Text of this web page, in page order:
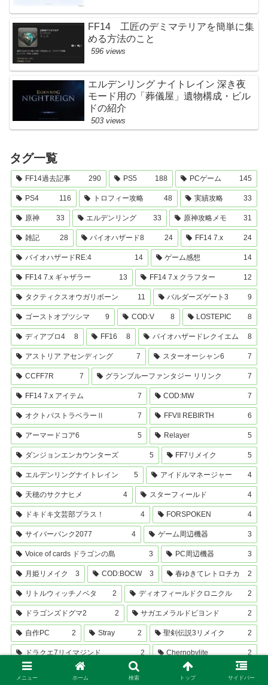
FF14 工匠のデミマテリアを簡単に集
める方法のこと
596 views
エルデンリング ナイトレイン 深き夜
モード用の「葬儀屋」遺物構成・ビル
ドの紹介
503 views
タグ一覧
FF14過去記事 290 PS5 188 PCゲーム 145
PS4 116 トロフィー攻略 48 実績攻略 33
原神 33 エルデンリング 33 原神攻略メモ 31
雑記 28 バイオハザード8 24 FF14 7.x 24
バイオハザードRE:4 14 ゲーム感想 14
FF14 7.x ギャザラー 13 FF14 7.x クラフター 12
タクティクスオウガリボーン 11 バルダーズゲート3 9
ゴーストオブツシマ 9 COD:V 8 LOSTEPIC 8
ディアブロ4 8 FF16 8 バイオハザードレクイエム 8
アストリア アセンディング 7 スターオーシャン6 7
CCFF7R 7 グランブルーファンタジー リリンク 7
FF14 7.x アイテム 7 COD:MW 7
オクトパストラベラーⅡ 7 FFVII REBIRTH 6
アーマードコア6 5 Relayer 5
ダンジョンエンカウンターズ 5 FF7リメイク 5
エルデンリングナイトレイン 5 アイドルマネージャー 4
天穂のサクナヒメ 4 スターフィールド 4
ドキドキ文芸部プラス！ 4 FORSPOKEN 4
サイバーパンク2077 4 ゲーム周辺機器 3
Voice of cards ドラゴンの島 3 PC周辺機器 3
月姫リメイク 3 COD:BOCW 3 春ゆきてレトロチカ 2
リトルウィッチノベタ 2 ディオフィールドクロニクル 2
ドラゴンズドグマ2 2 サガエメラルドビヨンド 2
自作PC 2 Stray 2 聖剣伝説3リメイク 2
ドラクエ7リイマジンド 2 Chernobylite 2
スーパーバレットブレイク 1 BLACK SHEEP TOWN
メニュー ホーム 検索 トップ サイドバー